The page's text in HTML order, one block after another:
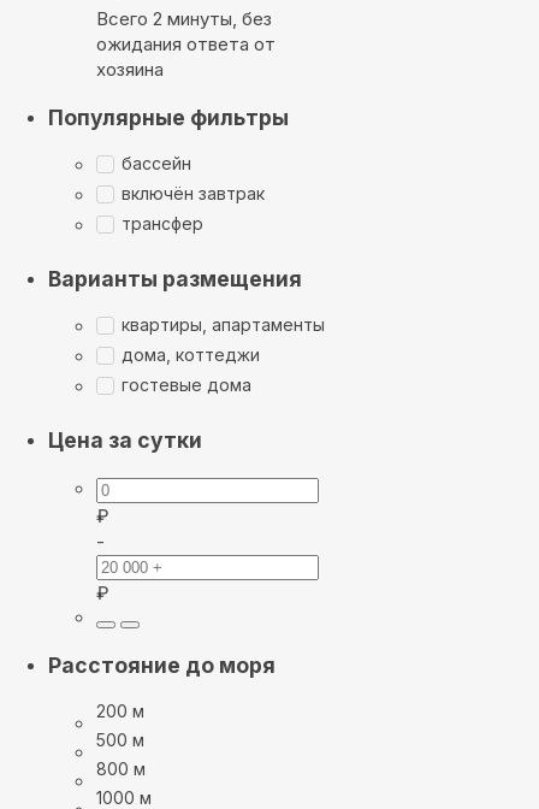
Всего 2 минуты, без
ожидания ответа от
хозяина
Популярные фильтры
бассейн
включён завтрак
трансфер
Варианты размещения
квартиры, апартаменты
дома, коттеджи
гостевые дома
Цена за сутки
₽
-
₽
Расстояние до моря
200 м
500 м
800 м
1000 м